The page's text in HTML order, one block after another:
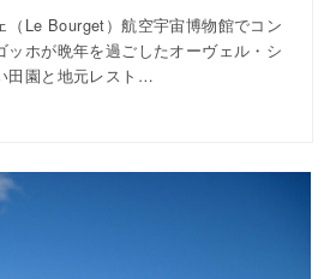
（Le Bourget）航空宇宙博物館でコン
ッホが晩年を過ごしたオーヴェル・シ
田園と地元レスト…